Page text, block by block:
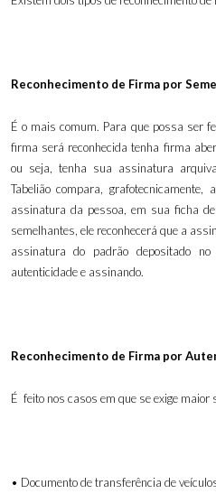
Reconhecimento de Firma por
É o mais comum. Para que possa ser
firma será reconhecida tenha firma
ou seja, tenha sua assinatura
Tabelião compara,
assinatura da pessoa, em sua ficha
semelhantes, ele reconhecerá que a
assinatura do padrão depositado
autenticidade e assinando.
Reconhecimento de Firma por
É feito nos casos em que se exige maior
• Documento de transferência de